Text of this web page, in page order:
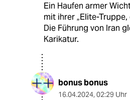
Ein Haufen armer
mit ihrer „Elite-
Die Führung von Iran
Karikatur.
bonus bonus
16.04.2024, 02:29 Uhr